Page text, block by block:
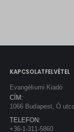
Evangéliumi Kiadó
CÍM:
TELEFON: